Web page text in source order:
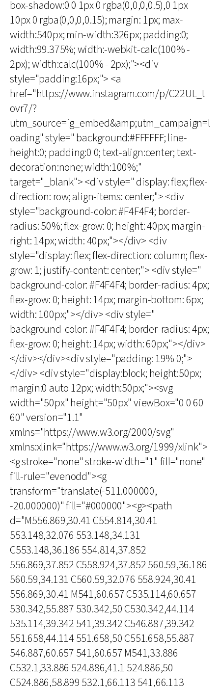
box-shadow:0 0 1px 0 rgba(0,0,0,0.5),0 1px
10px 0 rgba(0,0,0,0.15); margin: 1px; max-
width:540px; min-width:326px; padding:0;
width:99.375%; width:-webkit-calc(100% -
2px); width:calc(100% - 2px);"><div
style="padding:16px;"> <a
href="https://www.instagram.com/p/C22UL_t
ovr7/?
utm_source=ig_embed&amp;utm_campaign=l
oading" style=" background:#FFFFFF; line-
height:0; padding:0 0; text-align:center; text-
decoration:none; width:100%;"
target="_blank"> <div style=" display: flex; flex-
direction: row; align-items: center;"> <div
style="background-color: #F4F4F4; border-
radius: 50%; flex-grow: 0; height: 40px; margin-
right: 14px; width: 40px;"></div> <div
style="display: flex; flex-direction: column; flex-
grow: 1; justify-content: center;"> <div style="
background-color: #F4F4F4; border-radius: 4px;
flex-grow: 0; height: 14px; margin-bottom: 6px;
width: 100px;"></div> <div style="
background-color: #F4F4F4; border-radius: 4px;
flex-grow: 0; height: 14px; width: 60px;"></div>
</div></div><div style="padding: 19% 0;">
</div> <div style="display:block; height:50px;
margin:0 auto 12px; width:50px;"><svg
width="50px" height="50px" viewBox="0 0 60
60" version="1.1"
xmlns="https://www.w3.org/2000/svg"
xmlns:xlink="https://www.w3.org/1999/xlink">
<g stroke="none" stroke-width="1" fill="none"
fill-rule="evenodd"><g
transform="translate(-511.000000,
-20.000000)" fill="#000000"><g><path
d="M556.869,30.41 C554.814,30.41
553.148,32.076 553.148,34.131
C553.148,36.186 554.814,37.852
556.869,37.852 C558.924,37.852 560.59,36.186
560.59,34.131 C560.59,32.076 558.924,30.41
556.869,30.41 M541,60.657 C535.114,60.657
530.342,55.887 530.342,50 C530.342,44.114
535.114,39.342 541,39.342 C546.887,39.342
551.658,44.114 551.658,50 C551.658,55.887
546.887,60.657 541,60.657 M541,33.886
C532.1,33.886 524.886,41.1 524.886,50
C524.886,58.899 532.1,66.113 541,66.113